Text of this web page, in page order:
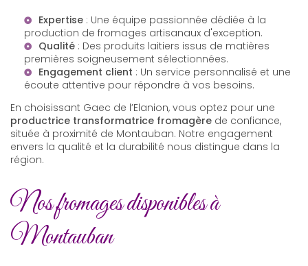
Expertise : Une équipe passionnée dédiée à la
production de fromages artisanaux d'exception.
Qualité : Des produits laitiers issus de matières
premières soigneusement sélectionnées.
Engagement client : Un service personnalisé et une
écoute attentive pour répondre à vos besoins.
En choisissant Gaec de l’Elanion, vous optez pour une
productrice transformatrice fromagère de confiance,
située à proximité de Montauban. Notre engagement
envers la qualité et la durabilité nous distingue dans la
région.
Nos fromages disponibles à
Montauban